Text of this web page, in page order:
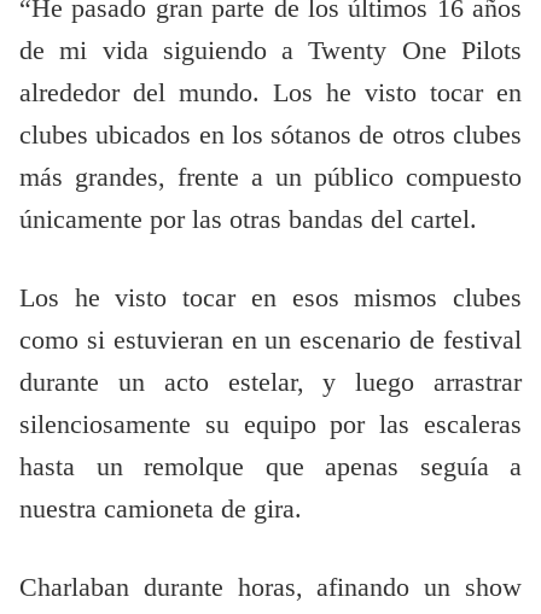
“He pasado gran parte de los últimos 16 años
de mi vida siguiendo a Twenty One Pilots
alrededor del mundo. Los he visto tocar en
clubes ubicados en los sótanos de otros clubes
más grandes, frente a un público compuesto
únicamente por las otras bandas del cartel.
Los he visto tocar en esos mismos clubes
como si estuvieran en un escenario de festival
durante un acto estelar, y luego arrastrar
silenciosamente su equipo por las escaleras
hasta un remolque que apenas seguía a
nuestra camioneta de gira.
Charlaban durante horas, afinando un show